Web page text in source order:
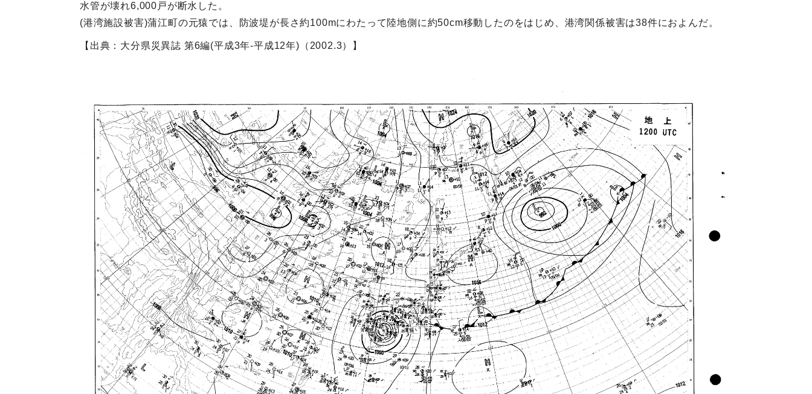
水管が壊れ6,000戸が断水した。
(港湾施設被害)蒲江町の元猿では、防波堤が長さ約100mにわたって陸地側に約50cm移動したのをはじめ、港湾関係被害は38件におよんだ。
【出典：大分県災異誌 第6編(平成3年-平成12年)（2002.3）】